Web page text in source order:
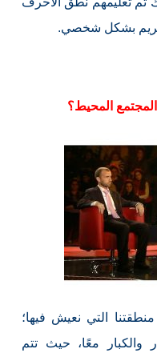
بشكل شخصي.
المحيط؟
التي نعيش فيها؛
والكبار معًا، حيث تتم